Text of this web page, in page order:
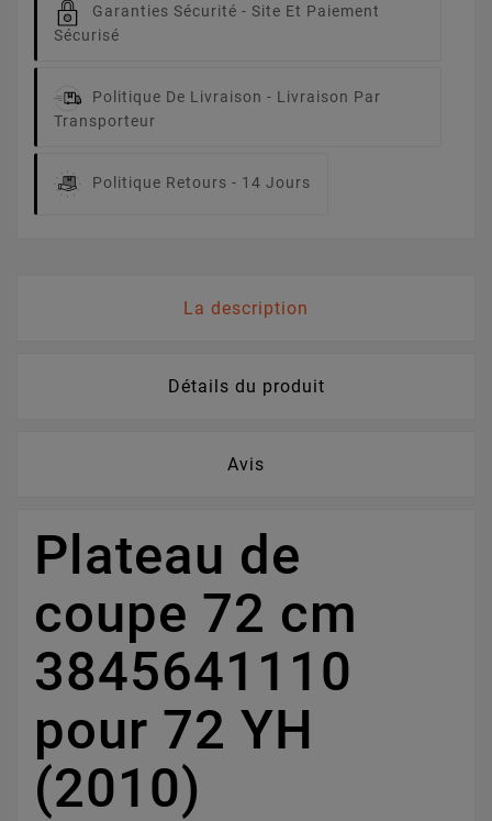
Garanties Sécurité - Site Et Paiement
Sécurisé
Politique De Livraison - Livraison Par
Transporteur
Politique Retours - 14 Jours
La description
Détails du produit
Avis
Plateau de
coupe 72 cm
3845641110
pour 72 YH
(2010)